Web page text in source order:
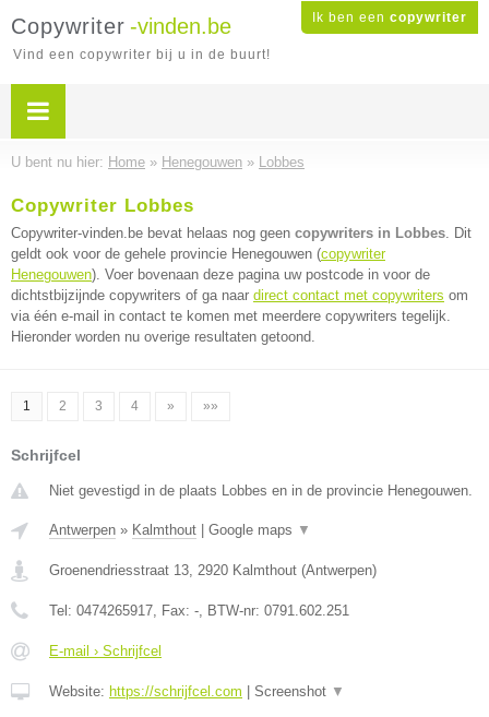
Ik ben een copywriter
Copywriter -vinden.be
Vind een copywriter bij u in de buurt!
U bent nu hier: Home » Henegouwen » Lobbes
Copywriter Lobbes
Copywriter-vinden.be bevat helaas nog geen copywriters in Lobbes. Dit
geldt ook voor de gehele provincie Henegouwen (copywriter
Henegouwen). Voer bovenaan deze pagina uw postcode in voor de
dichtstbijzijnde copywriters of ga naar direct contact met copywriters om
via één e-mail in contact te komen met meerdere copywriters tegelijk.
Hieronder worden nu overige resultaten getoond.
1 2 3 4 » »»
Schrijfcel
Niet gevestigd in de plaats Lobbes en in de provincie Henegouwen.
Antwerpen » Kalmthout Google maps ▼
Groenendriesstraat 13, 2920 Kalmthout (Antwerpen)
Tel: 0474265917, Fax: -, BTW-nr: 0791.602.251
E-mail › Schrijfcel
Website: https://schrijfcel.com Screenshot ▼